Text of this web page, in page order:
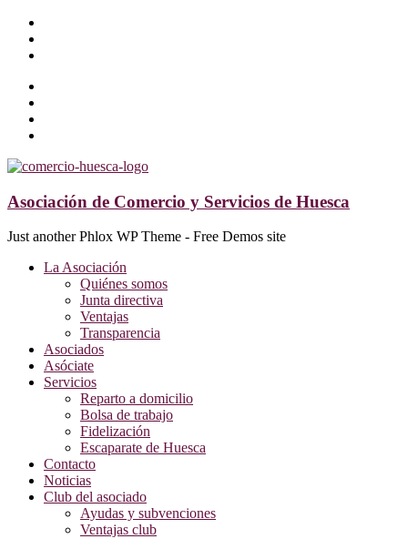
Asociación de Comercio y Servicios de Huesca
Just another Phlox WP Theme - Free Demos site
La Asociación
Quiénes somos
Junta directiva
Ventajas
Transparencia
Asociados
Asóciate
Servicios
Reparto a domicilio
Bolsa de trabajo
Fidelización
Escaparate de Huesca
Contacto
Noticias
Club del asociado
Ayudas y subvenciones
Ventajas club